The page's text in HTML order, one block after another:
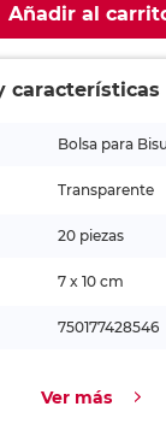
Añadir al
características
Bolsa para
Transparente
20 piezas
7 x 10 cm
750177428546
Ver más